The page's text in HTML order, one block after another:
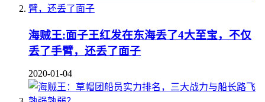
海贼王:面子王红发在东海丢了4大至宝，不仅
丢了手臂，还丢了面子
2020-01-04